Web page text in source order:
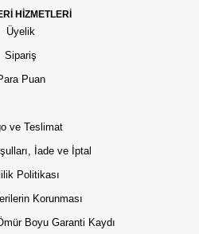
HİZMETLERİ
Üyelik
Sipariş
Puan
ve Teslimat
İade ve İptal
Politikası
Korunması
Boyu Garanti Kaydı